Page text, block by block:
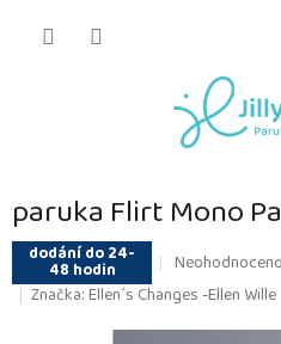
paruka Flirt Mono
dodání do 24-
48 hodin
Průměrné
hodnocení
produktu
je
Neohodnoceno
Značka:Ellen´s Changes -Ellen Wille